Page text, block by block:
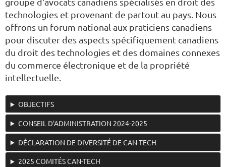
technologies et provenant de partout au pays. Nous
offrons un forum national aux praticiens canadiens
pour discuter des aspects spécifiquement canadiens
du droit des technologies et des domaines connexes
du commerce électronique et de la propriété
intellectuelle.
OBJECTIFS
CONSEIL D'ADMINISTRATION 2024-2025
DÉCLARATION DE DIVERSITÉ DE CAN-TECH
2025 COMITÉS CAN-TECH